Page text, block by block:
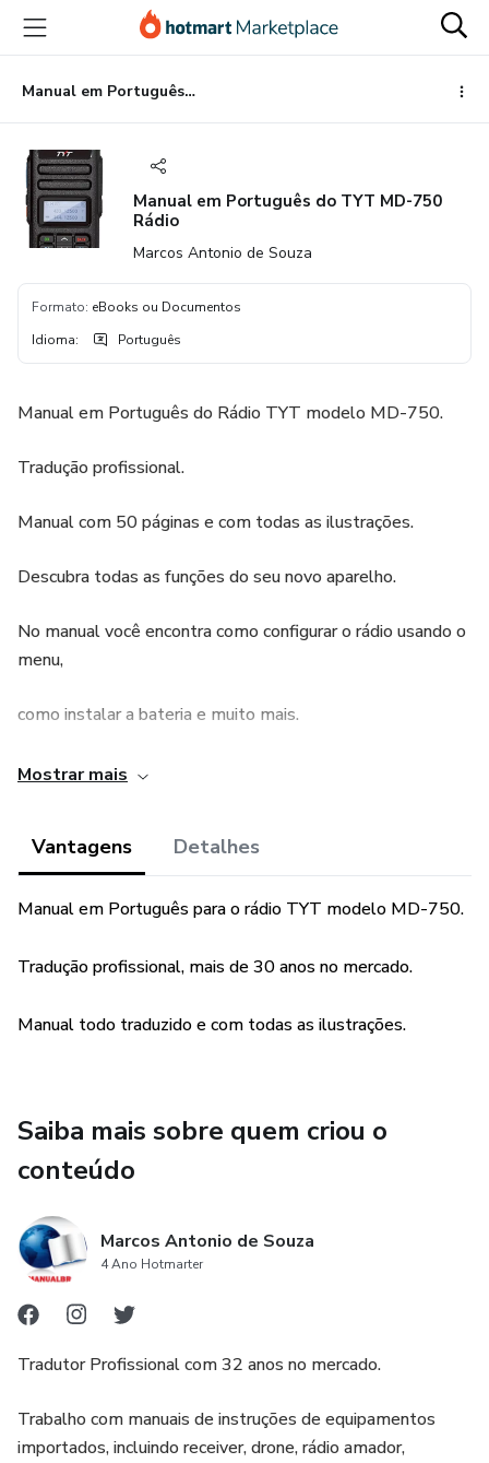
para
conteúdo
principal
para
pagamento
para
rodapé
Manual em Português do TYT MD-750 Rádio
Manual em Português do TYT MD-750
Rádio
Marcos Antonio de Souza
Formato: eBooks ou Documentos
Idioma: Português
Manual em Português do Rádio TYT modelo MD-750.
Tradução profissional.
Manual com 50 páginas e com todas as ilustrações.
Descubra todas as funções do seu novo aparelho.
No manual você encontra como configurar o rádio usando o
menu,
como instalar a bateria e muito mais.
Mostrar mais
Vantagens Detalhes
Manual em Português para o rádio TYT modelo MD-750.
Tradução profissional, mais de 30 anos no mercado.
Manual todo traduzido e com todas as ilustrações.
Saiba mais sobre quem criou o
conteúdo
Marcos Antonio de Souza
4 Ano Hotmarter
Tradutor Profissional com 32 anos no mercado.
Trabalho com manuais de instruções de equipamentos
importados, incluindo receiver, drone, rádio amador,